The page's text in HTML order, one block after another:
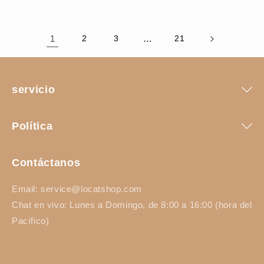
1 2 3 … 21
servicio
Política
Contáctanos
Email: service@locatshop.com
Chat en vivo: Lunes a Domingo, de 8:00 a 16:00 (hora del
Pacífico)